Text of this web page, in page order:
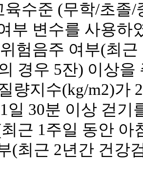
육수준 (무학/초졸
부 변수를 사용하
험음주 여부(최
경우 5잔) 이상
량지수(kg/m2)가
일 30분 이상 걷기
근 1주일 동안 아
(최근 2년간 건강